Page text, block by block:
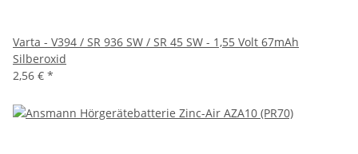
Varta - V394 / SR 936 SW / SR 45 SW - 1,55 Volt 67mAh
Silberoxid
2,56 € *